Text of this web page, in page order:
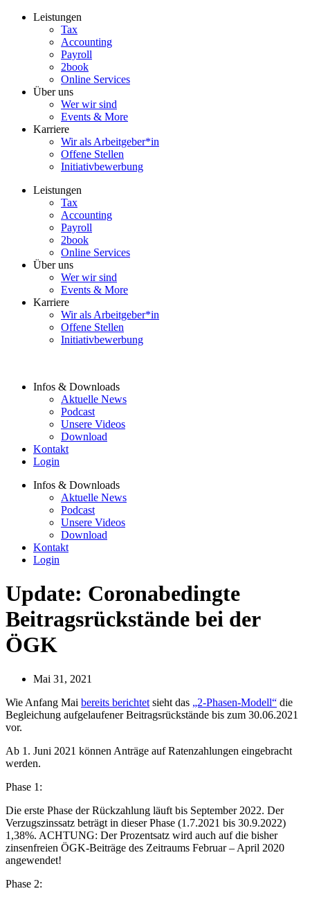
Zum
Leistungen
Tax
Accounting
Payroll
2book
Online Services
Über uns
Wer wir sind
Events & More
Karriere
Wir als Arbeitgeber*in
Offene Stellen
Initiativbewerbung
Leistungen
Tax
Accounting
Payroll
2book
Online Services
Über uns
Wer wir sind
Events & More
Karriere
Wir als Arbeitgeber*in
Offene Stellen
Initiativbewerbung
Infos & Downloads
Aktuelle News
Podcast
Unsere Videos
Download
Kontakt
Login
Infos & Downloads
Aktuelle News
Podcast
Unsere Videos
Download
Kontakt
Login
Update: Coronabedingte
Beitragsrückstände bei der
ÖGK
Mai 31, 2021
Wie Anfang Mai bereits berichtet sieht das „2-Phasen-Modell“ die
Begleichung aufgelaufener Beitragsrückstände bis zum 30.06.2021
vor.
Ab 1. Juni 2021 können Anträge auf Ratenzahlungen eingebracht
werden.
Phase 1:
Die erste Phase der Rückzahlung läuft bis September 2022. Der
Verzugszinssatz beträgt in dieser Phase (1.7.2021 bis 30.9.2022)
1,38%. ACHTUNG: Der Prozentsatz wird auch auf die bisher
zinsenfreien ÖGK-Beiträge des Zeitraums Februar – April 2020
angewendet!
Phase 2: